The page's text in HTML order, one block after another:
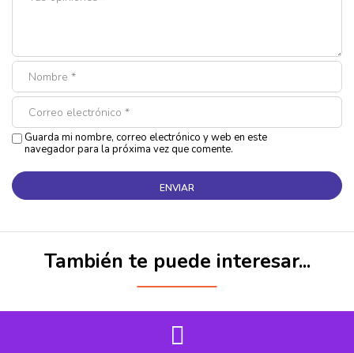
Guarda mi nombre, correo electrónico y web en este
navegador para la próxima vez que comente.
También te puede interesar...